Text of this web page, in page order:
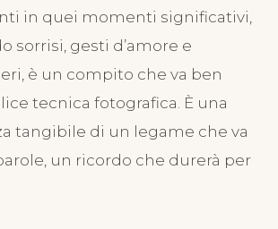
in quei momenti significativi,
sorrisi, gesti d’amore e
è un compito che va ben
tecnica fotografica. È una
tangibile di un legame che va
un ricordo che durerà per